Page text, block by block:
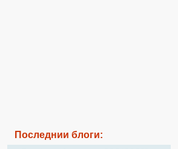
Последнии блоги: